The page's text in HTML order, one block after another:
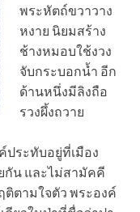
พระหัตถ์ขวาวาง
หงาย นิยมสร้าง
ช้างหมอบใช้งวง
จับกระบอกน้ำ อีก
ด้านหนึ่งมีลิงถือ
รวงผึ้งถวาย
ประทับอยู่ที่เมือง
น และไม่สามัคคี
ตามใจตัว พระองค์